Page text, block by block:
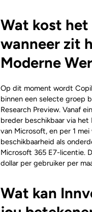
Wat kost het
wanneer zit
Moderne
Op dit moment wordt
binnen een selecte groep
Research Preview. Vanaf
breder beschikbaar via het
van Microsoft, en per 1
beschikbaarheid als
Microsoft 365 E7-licentie.
dollar per gebruiker per
Wat kan